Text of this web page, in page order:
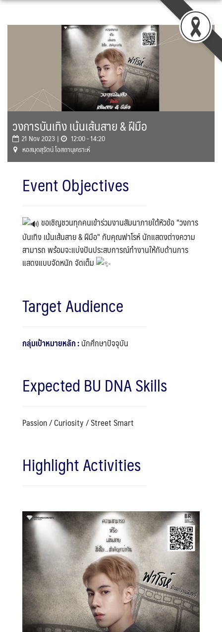
Skip
วงการบันเทิง เน้นเส้นสาย & ฝีมือ
21 Nov 2023 |
12:00 - 14:20
หอสมุดสุรัตน์ โอสถานุเคราะห์
Event Objectives
ขอเชิญชวนทุกคนเข้าร่วมงานสัมนาภายใต้หัวข้อ "วงการ
บันเทิง เน้นเส้นสาย & ฝีมือ" กับคุณฟาโรห์ นักแสดงต่างความ
สามารถ พร้อมจะแบ่งปันประสบการณ์ทำงานให้กับด้านการ
แสดงแบบจัดหนัก จัดเต็ม
Target Audience
กลุ่มเป้าหมายหลัก :นักศึกษาปัจจุบัน
Expected BU DNA Skills
Passion / Curiosity / Street Smart
Highlight Activities